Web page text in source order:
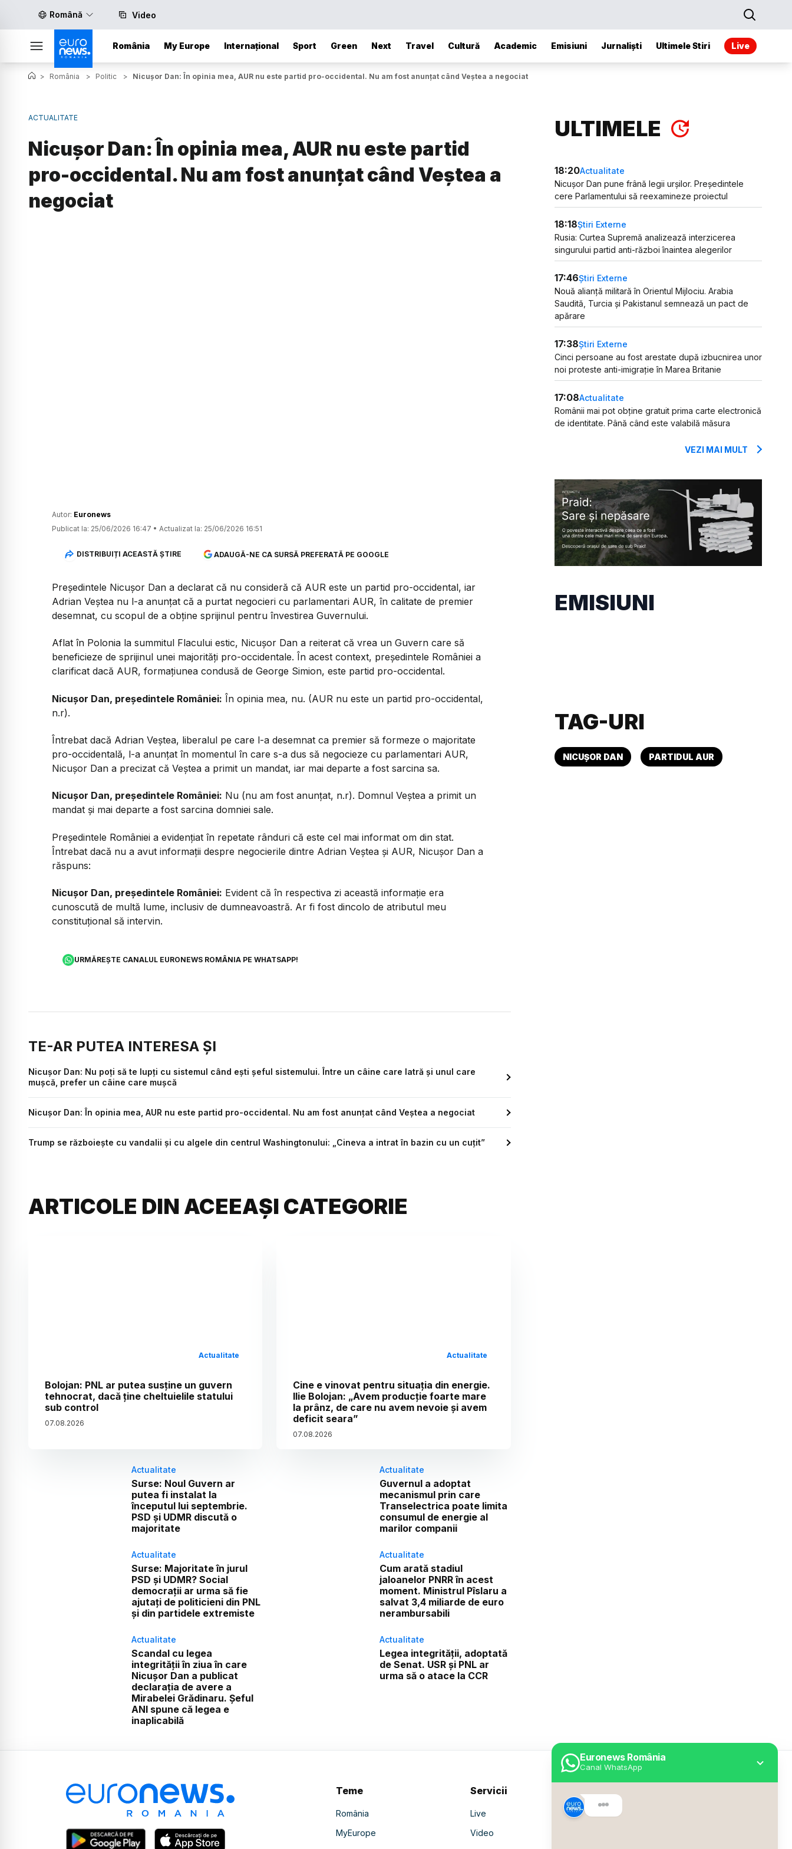
Română Video
România My Europe Internațional Sport Green Next Travel Cultură Academic Emisiuni Jurnaliști Ultimele Stiri Live
Euronews România
Canal WhatsApp
> România > Politic > Nicușor Dan: În opinia mea, AUR nu este partid pro-occidental. Nu am fost anunțat când Veștea a negociat
ACTUALITATE
Nicușor Dan: În opinia mea, AUR nu este partid
pro-occidental. Nu am fost anunțat când Veștea a
negociat
Autor: Euronews
Publicat la: 25/06/2026 16:47 • Actualizat la: 25/06/2026 16:51
DISTRIBUIȚI ACEASTĂ ȘTIRE ADAUGĂ-NE CA SURSĂ PREFERATĂ PE GOOGLE
Președintele Nicușor Dan a declarat că nu consideră că AUR este un partid pro-occidental, iar
Adrian Veștea nu l-a anunțat că a purtat negocieri cu parlamentari AUR, în calitate de premier
desemnat, cu scopul de a obține sprijinul pentru învestirea Guvernului.
Aflat în Polonia la summitul Flacului estic, Nicușor Dan a reiterat că vrea un Guvern care să
beneficieze de sprijinul unei majorități pro-occidentale. În acest context, președintele României a
clarificat dacă AUR, formațiunea condusă de George Simion, este partid pro-occidental.
Nicușor Dan, președintele României: În opinia mea, nu. (AUR nu este un partid pro-occidental,
n.r).
Întrebat dacă Adrian Veștea, liberalul pe care l-a desemnat ca premier să formeze o majoritate
pro-occidentală, l-a anunțat în momentul în care s-a dus să negocieze cu parlamentari AUR,
Nicușor Dan a precizat că Veștea a primit un mandat, iar mai departe a fost sarcina sa.
Nicușor Dan, președintele României: Nu (nu am fost anunțat, n.r). Domnul Veștea a primit un
mandat și mai departe a fost sarcina domniei sale.
Președintele României a evidențiat în repetate rânduri că este cel mai informat om din stat.
Întrebat dacă nu a avut informații despre negocierile dintre Adrian Veștea și AUR, Nicușor Dan a
răspuns:
Nicușor Dan, președintele României: Evident că în respectiva zi această informație era
cunoscută de multă lume, inclusiv de dumneavoastră. Ar fi fost dincolo de atributul meu
constituțional să intervin.
URMĂREȘTE CANALUL EURONEWS ROMÂNIA PE WHATSAPP!
TE-AR PUTEA INTERESA ȘI
Nicușor Dan: Nu poți să te lupți cu sistemul când ești șeful sistemului. Între un câine care latră și unul care
mușcă, prefer un câine care mușcă
Nicușor Dan: În opinia mea, AUR nu este partid pro-occidental. Nu am fost anunțat când Veștea a negociat
Trump se războiește cu vandalii și cu algele din centrul Washingtonului: „Cineva a intrat în bazin cu un cuțit”
ARTICOLE DIN ACEEAȘI CATEGORIE
Actualitate
Bolojan: PNL ar putea susține un guvern
tehnocrat, dacă ține cheltuielile statului
sub control
07.08.2026
Actualitate
Cine e vinovat pentru situația din energie.
Ilie Bolojan: „Avem producție foarte mare
la prânz, de care nu avem nevoie și avem
deficit seara”
07.08.2026
Actualitate
Surse: Noul Guvern ar
putea fi instalat la
începutul lui septembrie.
PSD și UDMR discută o
majoritate
Actualitate
Guvernul a adoptat
mecanismul prin care
Transelectrica poate limita
consumul de energie al
marilor companii
Actualitate
Surse: Majoritate în jurul
PSD și UDMR? Social
democrații ar urma să fie
ajutați de politicieni din PNL
și din partidele extremiste
Actualitate
Cum arată stadiul
jaloanelor PNRR în acest
moment. Ministrul Pîslaru a
salvat 3,4 miliarde de euro
nerambursabili
Actualitate
Scandal cu legea
integrității în ziua în care
Nicușor Dan a publicat
declarația de avere a
Mirabelei Grădinaru. Șeful
ANI spune că legea e
inaplicabilă
Actualitate
Legea integrității, adoptată
de Senat. USR și PNL ar
urma să o atace la CCR
ULTIMELE
18:20Actualitate
Nicușor Dan pune frână legii urșilor. Președintele
cere Parlamentului să reexamineze proiectul
18:18Știri Externe
Rusia: Curtea Supremă analizează interzicerea
singurului partid anti-război înaintea alegerilor
17:46Știri Externe
Nouă alianță militară în Orientul Mijlociu. Arabia
Saudită, Turcia și Pakistanul semnează un pact de
apărare
17:38Știri Externe
Cinci persoane au fost arestate după izbucnirea unor
noi proteste anti-imigrație în Marea Britanie
17:08Actualitate
Românii mai pot obține gratuit prima carte electronică
de identitate. Până când este valabilă măsura
VEZI MAI MULT
EMISIUNI
TAG-URI
NICUȘOR DAN PARTIDUL AUR
Teme
România
MyEurope
Servicii
Live
Video
Despre Euronews